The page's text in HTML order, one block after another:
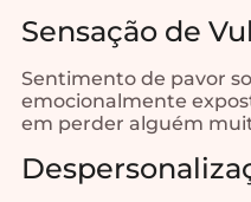
Sensação de
Sentimento de pavor
emocionalmente
em perder alguém